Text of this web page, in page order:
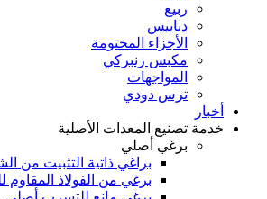
ربيع
دبابيس
الأجزاء المختومة
مكبس زنبركي
المواجهات
ترس دودي
أخبار
خدمة تصنيع المعدات الأصلية
برغي أصلي
براغي ذاتية التثبيت من
برغي من الفولاذ المقاوم